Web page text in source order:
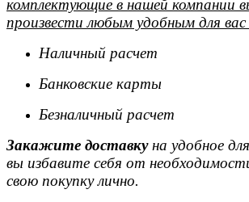
комплектующие в нашей компании
произвести любым удобным для
Наличный расчет
Банковские карты
Безналичный расчет
Закажите доставкуна удобное
вы избавите себя от
свою покупку лично.